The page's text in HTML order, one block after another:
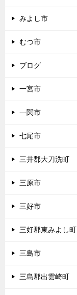
みよし市
むつ市
ブログ
一宮市
一関市
七尾市
三井郡大刀洗町
三原市
三好市
三好郡東みよし町
三島市
三島郡出雲崎町